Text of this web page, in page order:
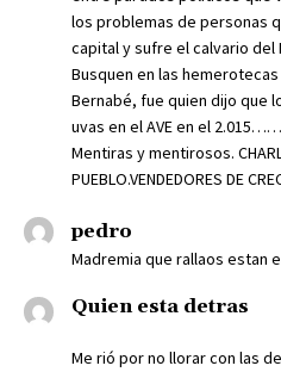
los problemas de personas
capital y sufre el calvario del
Busquen en las
Bernabé, fue quien dijo que
uvas en el AVE en el 2.015……
Mentiras y mentirosos.
PUEBLO.VENDEDORES DE
pedro
Madremia que rallaos estan
Quien esta detras
Me rió por no llorar con las